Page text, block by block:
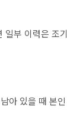
부 이력은 조
아 있을 때 본